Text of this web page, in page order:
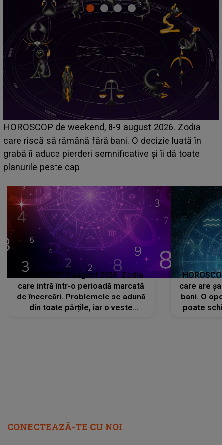
Emanuel a ținut ACEST DETALIU ASCUNS până
acum! În fața Alexandrei, concurentul din Casa Iubirii
face o MĂRTURISIRE NEAȘTEPTATĂ despre mama
sa: "I-am spus și ei în față, eu nu te iubesc pentru
HOROSCOP 7 august 2026. Zodia
care intră într-o perioadă marcată
de încercări. Problemele se adună
din toate părțile, iar o veste
care are
bani. O
poate
CONECTEAZĂ-TE CU NOI